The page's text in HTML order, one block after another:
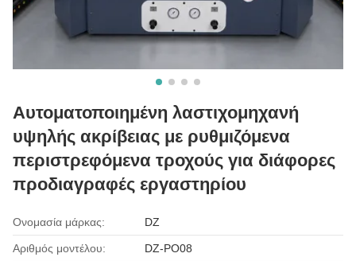
Αυτοματοποιημένη λαστιχομηχανή
υψηλής ακρίβειας με ρυθμιζόμενα
περιστρεφόμενα τροχούς για διάφορες
προδιαγραφές εργαστηρίου
Ονομασία μάρκας: DZ
Αριθμός μοντέλου: DZ-PO08